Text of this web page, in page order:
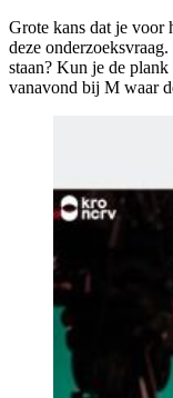
Grote kans dat je voor
deze
staan? Kun je de
vanavond bij M waar